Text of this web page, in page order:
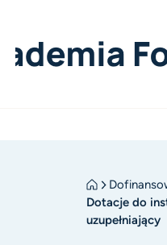
Dotacje do
uzupełniający